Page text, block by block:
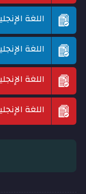
اللغة
اللغة
اللغة
اللغة